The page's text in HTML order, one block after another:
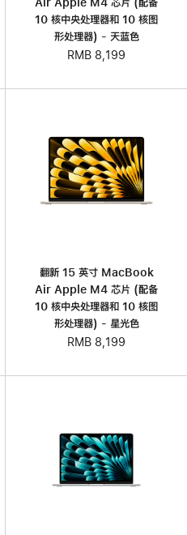
10 核中央处理器和 10 核图
形处理器) - 天蓝色
RMB 8,199
翻新 15 英寸 MacBook
Air Apple M4 芯片 (配备
10 核中央处理器和 10 核图
形处理器) - 星光色
RMB 8,199